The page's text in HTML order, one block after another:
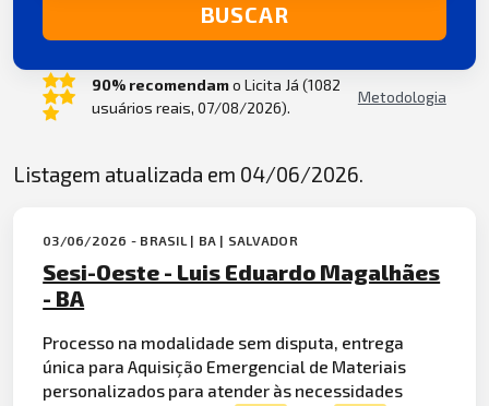
BUSCAR
90% recomendamo Licita Já (1082
usuários reais, 07/08/2026).
Metodologia
Listagem atualizada em 04/06/2026.
03/06/2026 - BRASIL | BA | SALVADOR
Sesi-Oeste - Luis Eduardo Magalhães
- BA
Processo na modalidade sem disputa, entrega
única para Aquisição Emergencial de Materiais
personalizados para atender às necessidades